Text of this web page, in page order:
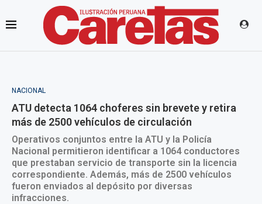
NACIONAL
ATU detecta 1064 choferes sin brevete y retira
más de 2500 vehículos de circulación
Operativos conjuntos entre la ATU y la Policía
Nacional permitieron identificar a 1064 conductores
que prestaban servicio de transporte sin la licencia
correspondiente. Además, más de 2500 vehículos
fueron enviados al depósito por diversas
infracciones.